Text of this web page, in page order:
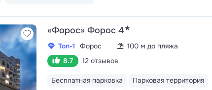
«Форос» Форос 4★
Топ-1 Форос
100 м до пляжа
8.7
12 отзывов
Бесплатная парковка
Парковая территория